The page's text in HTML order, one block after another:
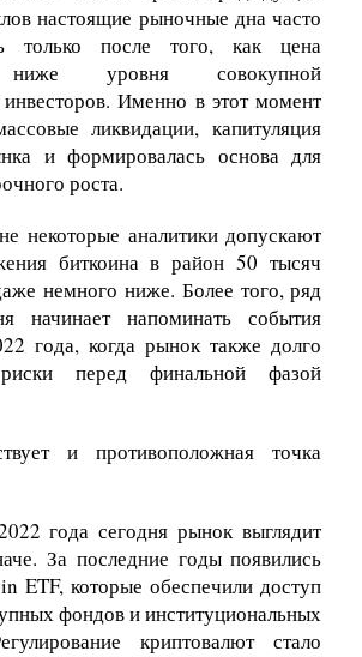
настоящие рыночные дна часто
только после того, как цена
ниже уровня совокупной
инвесторов. Именно в этот момент
ликвидации, капитуляция
и формировалась основа для
роста.
некоторые аналитики допускают
биткоина в район 50 тысяч
немного ниже. Более того, ряд
начинает напоминать события
года, когда рынок также долго
перед финальной фазой
и противоположная точка
года сегодня рынок выглядит
За последние годы появились
ETF, которые обеспечили доступ
фондов и институциональных
криптовалют стало